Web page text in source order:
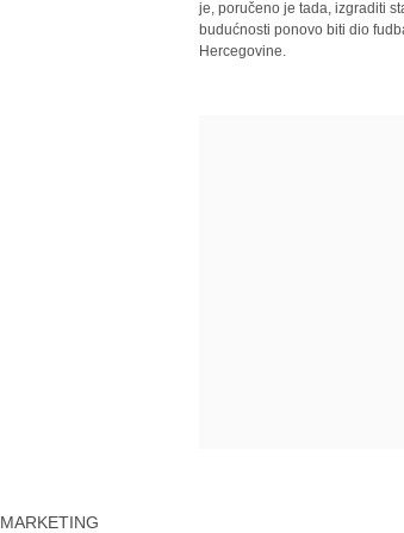
je, poručeno je tada, izgraditi
budućnosti ponovo biti dio
Hercegovine.
MARKETING